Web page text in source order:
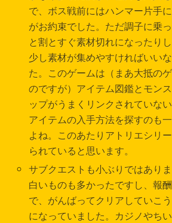
で、ボス戦前にはハンマー片手
がお約束でした。ただ調子に乗
と割とすぐ素材切れになったり
少し素材が集めやすければいい
た。このゲームは（まあ大抵の
のですが）アイテム図鑑とモン
ップがうまくリンクされていな
アイテムの入手方法を探すのも
よね。このあたりアトリエシリ
られていると思います。
サブクエストも小ぶりではあり
白いものも多かったですし、報
で、がんばってクリアしていこ
になっていました。カジノやち